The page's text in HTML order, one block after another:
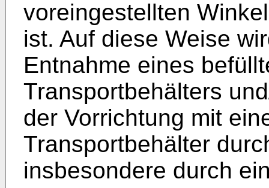
voreingestellten
ist. Auf diese Weise
Entnahme eines
Transportbehälters
der Vorrichtung mit
Transportbehälter
insbesondere durch